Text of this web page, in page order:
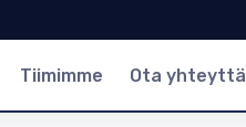
Tiimimme Ota yhteyttä